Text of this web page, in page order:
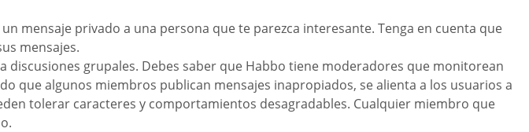
mensaje privado a una persona que te parezca interesante. Tenga en cuenta que
mensajes.
discusiones grupales. Debes saber que Habbo tiene moderadores que monitorean
que algunos miembros publican mensajes inapropiados, se alienta a los usuarios a
tolerar caracteres y comportamientos desagradables. Cualquier miembro que